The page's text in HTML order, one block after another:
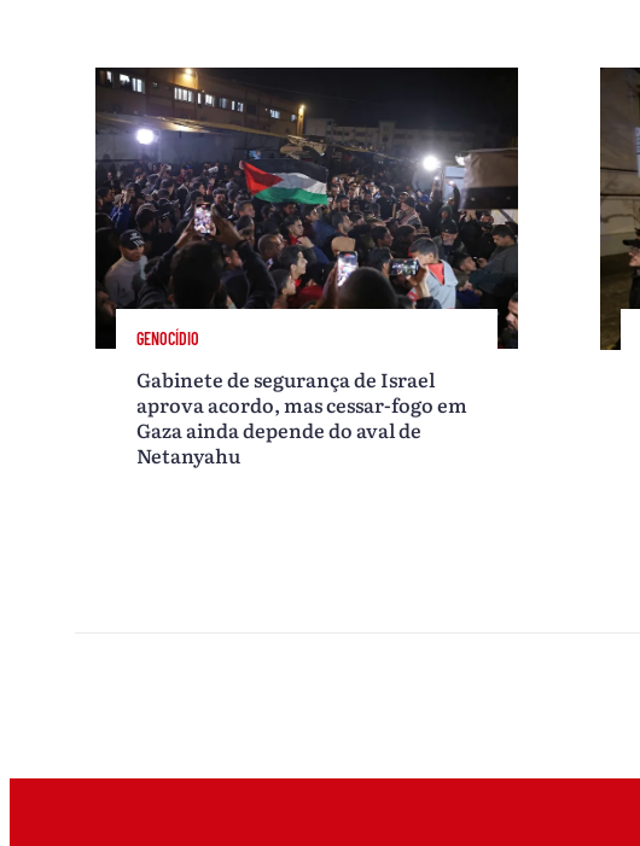
GENOCÍDIO
Gabinete de segurança de Israel
aprova acordo, mas cessar-fogo em
Gaza ainda depende do aval de
Netanyahu